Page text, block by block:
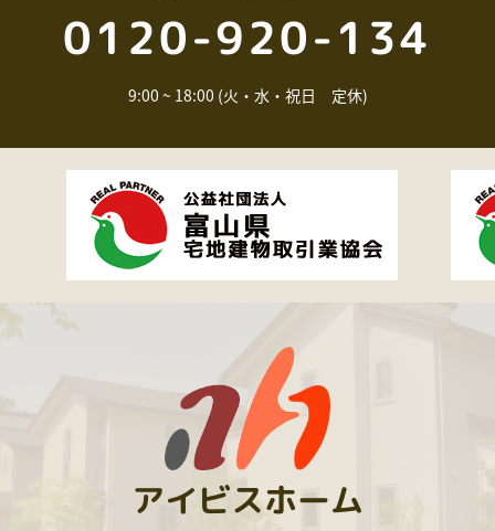
0120-920-134
9:00 ~ 18:00 (火・水・祝日 定休)
アイビスホーム